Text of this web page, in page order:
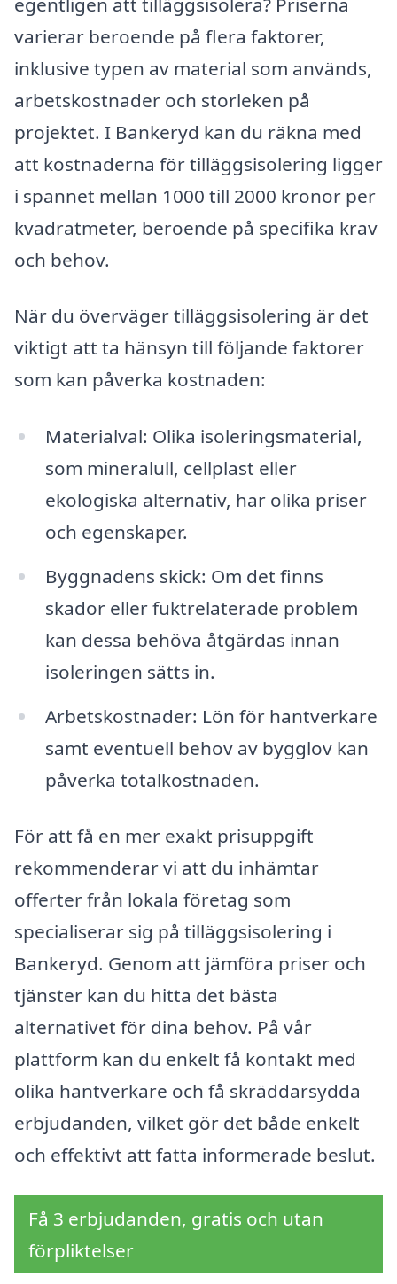
varierar beroende på flera faktorer,
inklusive typen av material som används,
arbetskostnader och storleken på
projektet. I Bankeryd kan du räkna med
att kostnaderna för tilläggsisolering ligger
i spannet mellan 1000 till 2000 kronor per
kvadratmeter, beroende på specifika krav
och behov.
När du överväger tilläggsisolering är det
viktigt att ta hänsyn till följande faktorer
som kan påverka kostnaden:
Materialval: Olika isoleringsmaterial,
som mineralull, cellplast eller
ekologiska alternativ, har olika priser
och egenskaper.
Byggnadens skick: Om det finns
skador eller fuktrelaterade problem
kan dessa behöva åtgärdas innan
isoleringen sätts in.
Arbetskostnader: Lön för hantverkare
samt eventuell behov av bygglov kan
påverka totalkostnaden.
För att få en mer exakt prisuppgift
rekommenderar vi att du inhämtar
offerter från lokala företag som
specialiserar sig på tilläggsisolering i
Bankeryd. Genom att jämföra priser och
tjänster kan du hitta det bästa
alternativet för dina behov. På vår
plattform kan du enkelt få kontakt med
olika hantverkare och få skräddarsydda
erbjudanden, vilket gör det både enkelt
och effektivt att fatta informerade beslut.
Få 3 erbjudanden, gratis och utan
förpliktelser